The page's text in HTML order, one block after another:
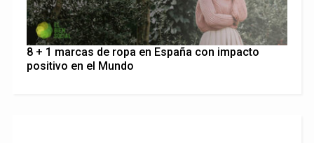
8 + 1 marcas de ropa en España con impacto
positivo en el Mundo